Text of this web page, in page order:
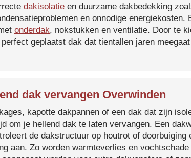
dakisolatie en duurzame dakbedekking
en onnodige energiekosten.
onderdak, nokstukken en ventilatie. Door te
geplaatst dak dat tientallen jaren
dak vervangen Overwinden
kapotte dakpannen of een dak dat zijn
om je hellend dak te laten vervangen. Een
de dakstructuur op houtrot of doorbuiging
aan. Zo worden warmteverlies en